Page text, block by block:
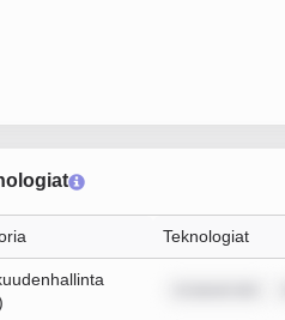
Teknologiat